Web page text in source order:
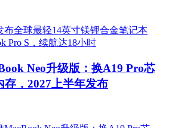
Neo升级版：换A19 Pro芯
存，2027上半年发布